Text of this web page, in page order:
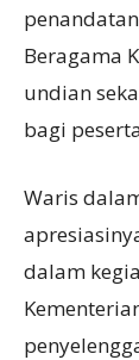
Beragama
undian
bagi
Waris
dalam